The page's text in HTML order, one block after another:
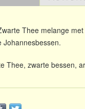
Thee melange
Johannesbessen.
Thee, zwarte bessen,